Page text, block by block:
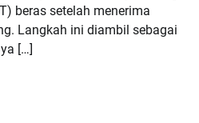
beras setelah menerima
Langkah ini diambil sebagai
[…]